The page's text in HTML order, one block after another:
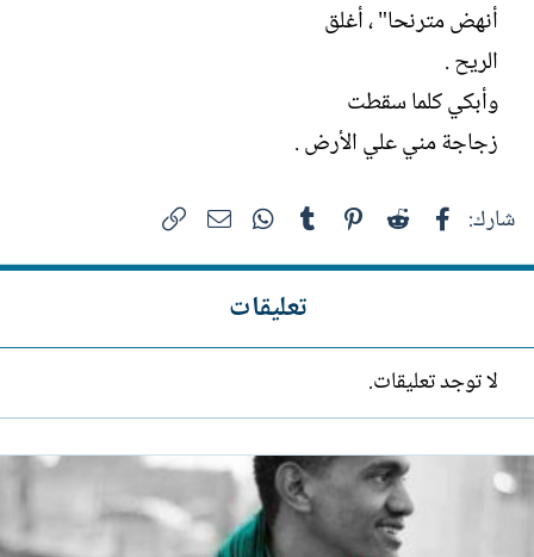
أنهض مترنحا" ، أغلق
الريح .
وأبكي كلما سقطت
زجاجة مني علي الأرض .
شارك: فيسبوك Reddit
Pinterest
Tumblr
WhatsAppالبريد الإلكتروني
تعليقات
لا توجد تعليقات.